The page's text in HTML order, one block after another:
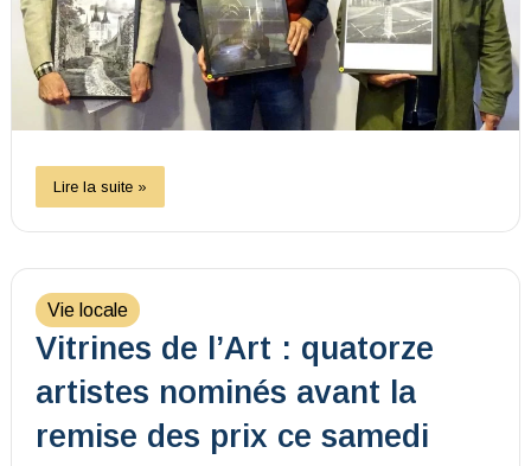
Lire la suite »
Vie locale
Vitrines de l’Art : quatorze
artistes nominés avant la
remise des prix ce samedi